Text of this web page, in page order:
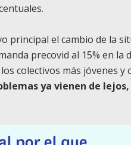
principal el cambio de la
precovid al 15% en la
colectivos más jóvenes y
ya vienen de